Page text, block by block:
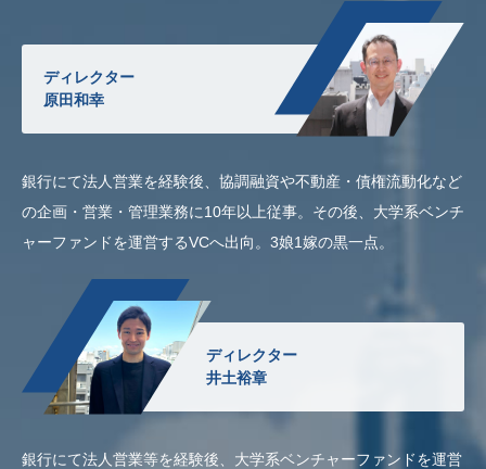
ディレクター
原田和幸
銀行にて法人営業を経験後、協調融資や不動産・債権流動化など
の企画・営業・管理業務に10年以上従事。その後、大学系ベンチ
ャーファンドを運営するVCへ出向。3娘1嫁の黒一点。
ディレクター
井土裕章
銀行にて法人営業等を経験後、大学系ベンチャーファンドを運営